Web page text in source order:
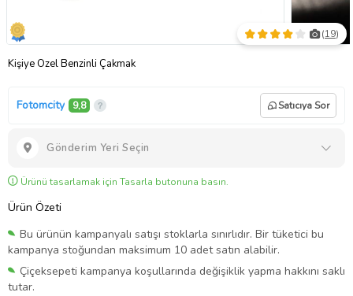
Kişiye Özel Benzinli Çakmak
(19)
Fotomcity 9,8 Satıcıya Sor
Gönderim Yeri Seçin
Ürünü tasarlamak için Tasarla butonuna basın.
Ürün Özeti
Bu ürünün kampanyalı satışı stoklarla sınırlıdır. Bir tüketici bu
kampanya stoğundan maksimum 10 adet satın alabilir.
Çiçeksepeti kampanya koşullarında değişiklik yapma hakkını saklı
tutar.